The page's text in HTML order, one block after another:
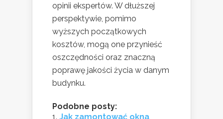
opinii ekspertów. W dłuższej
perspektywie, pomimo
wyższych początkowych
kosztów, mogą one przynieść
oszczędności oraz znaczną
poprawę jakości życia w danym
budynku.
Podobne posty:
Jak zamontować okna